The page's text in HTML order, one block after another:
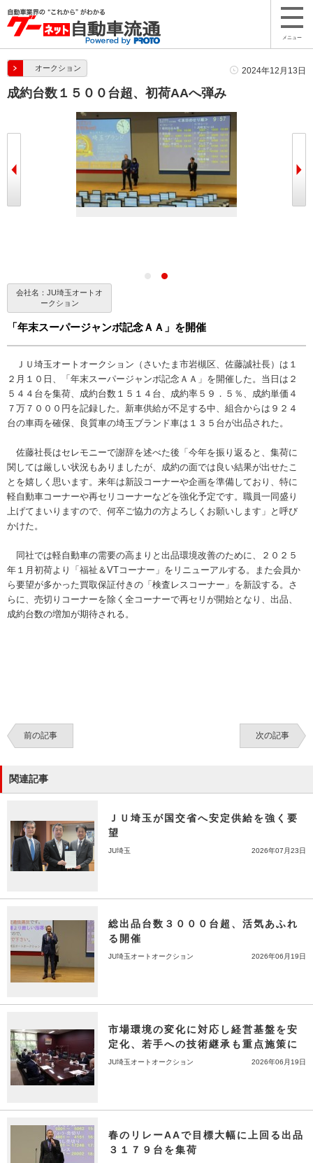
メニュー
オークション 2024年12月13日
成約台数１５００台超、初荷AAへ弾み
会社名：JU埼玉オートオ
ークション
「年末スーパージャンボ記念ＡＡ」を開催
ＪＵ埼玉オートオークション（さいたま市岩槻区、佐藤誠社長）は１
２月１０日、「年末スーパージャンボ記念ＡＡ」を開催した。当日は２
５４４台を集荷、成約台数１５１４台、成約率５９．５％、成約単価４
７万７０００円を記録した。新車供給が不足する中、組合からは９２４
台の車両を確保、良質車の埼玉ブランド車は１３５台が出品された。
佐藤社長はセレモニーで謝辞を述べた後「今年を振り返ると、集荷に
関しては厳しい状況もありましたが、成約の面では良い結果が出せたこ
とを嬉しく思います。来年は新設コーナーや企画を準備しており、特に
軽自動車コーナーや再セリコーナーなどを強化予定です。職員一同盛り
上げてまいりますので、何卒ご協力の方よろしくお願いします」と呼び
かけた。
同社では軽自動車の需要の高まりと出品環境改善のために、２０２５
年１月初荷より「福祉＆VTコーナー」をリニューアルする。また会員か
ら要望が多かった買取保証付きの「検査レスコーナー」を新設する。さ
らに、売切りコーナーを除く全コーナーで再セリが開始となり、出品、
成約台数の増加が期待される。
前の記事 次の記事
関連記事
ＪＵ埼玉が国交省へ安定供給を強く要
望
JU埼玉 2026年07月23日
総出品台数３０００台超、活気あふれ
る開催
JU埼玉オートオークション 2026年06月19日
市場環境の変化に対応し経営基盤を安
定化、若手への技術継承も重点施策に
JU埼玉オートオークション 2026年06月19日
春のリレーAAで目標大幅に上回る出品
３１７９台を集荷